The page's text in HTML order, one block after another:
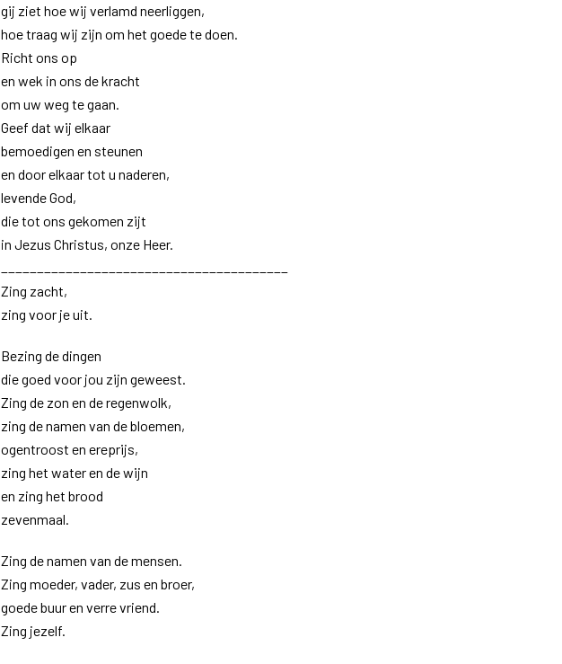
gij ziet hoe wij verlamd neerliggen,
hoe traag wij zijn om het goede te doen.
Richt ons op
en wek in ons de kracht
om uw weg te gaan.
Geef dat wij elkaar
bemoedigen en steunen
en door elkaar tot u naderen,
levende God,
die tot ons gekomen zijt
in Jezus Christus, onze Heer.
Zing zacht,
zing voor je uit.
Bezing de dingen
die goed voor jou zijn geweest.
Zing de zon en de regenwolk,
zing de namen van de bloemen,
ogentroost en ereprijs,
zing het water en de wijn
en zing het brood
zevenmaal.
Zing de namen van de mensen.
Zing moeder, vader, zus en broer,
goede buur en verre vriend.
Zing jezelf.